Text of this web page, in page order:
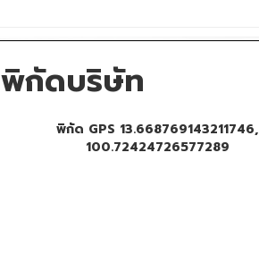
พิกัดบริษัท
พิกัด GPS 13.668769143211746,
100.72424726577289